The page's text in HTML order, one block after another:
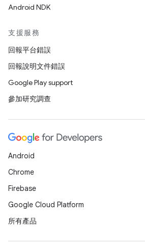
Android NDK
支援服務
回報平台錯誤
回報說明文件錯誤
Google Play support
參加研究調查
Android
Chrome
Firebase
Google Cloud Platform
所有產品